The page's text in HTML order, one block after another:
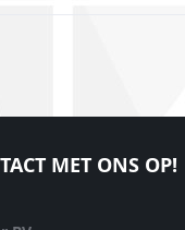
MET ONS OP!